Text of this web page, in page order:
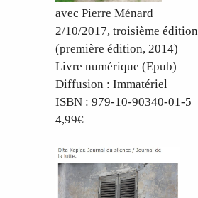
avec Pierre Ménard
2/10/2017, troisième édition
(première édition, 2014)
Livre numérique (Epub)
Diffusion : Immatériel
ISBN : 979-10-90340-01-5
4,99€